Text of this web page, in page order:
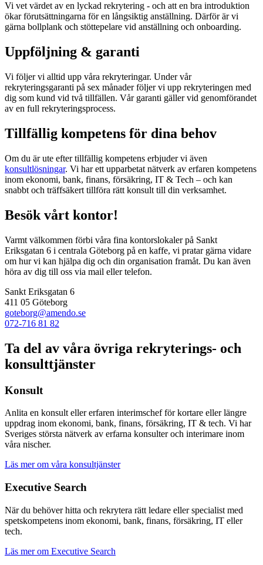
Vi vet värdet av en lyckad rekrytering - och att en bra introduktion
ökar förutsättningarna för en långsiktig anställning. Därför är vi
gärna bollplank och stöttepelare vid anställning och onboarding.
Uppföljning & garanti
Vi följer vi alltid upp våra rekryteringar. Under vår
rekryteringsgaranti på sex månader följer vi upp rekryteringen med
dig som kund vid två tillfällen. Vår garanti gäller vid genomförandet
av en full rekryteringsprocess.
Tillfällig kompetens för dina behov
Om du är ute efter tillfällig kompetens erbjuder vi även
konsultlösningar. Vi har ett upparbetat nätverk av erfaren kompetens
inom ekonomi, bank, finans, försäkring, IT & Tech – och kan
snabbt och träffsäkert tillföra rätt konsult till din verksamhet.
Besök vårt kontor!
Varmt välkommen förbi våra fina kontorslokaler på Sankt
Eriksgatan 6 i centrala Göteborg på en kaffe, vi pratar gärna vidare
om hur vi kan hjälpa dig och din organisation framåt. Du kan även
höra av dig till oss via mail eller telefon.
Sankt Eriksgatan 6
411 05 Göteborg
goteborg@amendo.se
072-716 81 82
Ta del av våra övriga rekryterings- och
konsulttjänster
Konsult
Anlita en konsult eller erfaren interimschef för kortare eller längre
uppdrag inom ekonomi, bank, finans, försäkring, IT & tech. Vi har
Sveriges största nätverk av erfarna konsulter och interimare inom
våra nischer.
Läs mer om våra konsultjänster
Executive Search
När du behöver hitta och rekrytera rätt ledare eller specialist med
spetskompetens inom ekonomi, bank, finans, försäkring, IT eller
tech.
Läs mer om Executive Search